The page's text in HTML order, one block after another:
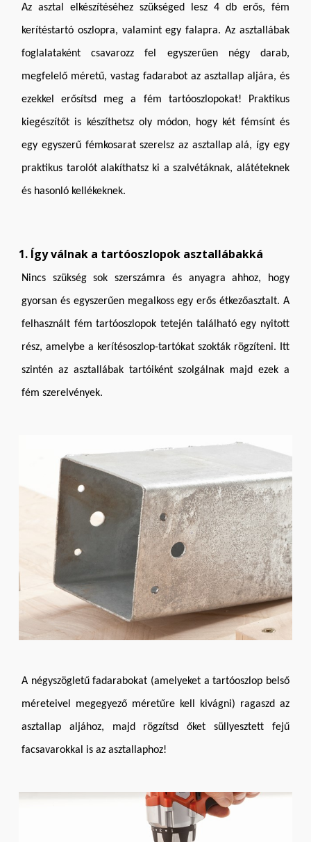
Az asztal elkészítéséhez szükséged lesz 4 db erős, fém
kerítéstartó oszlopra, valamint egy falapra. Az asztallábak
foglalataként csavarozz fel egyszerűen négy darab,
megfelelő méretű, vastag fadarabot az asztallap aljára, és
ezekkel erősítsd meg a fém tartóoszlopokat! Praktikus
kiegészítőt is készíthetsz oly módon, hogy két fémsínt és
egy egyszerű fémkosarat szerelsz az asztallap alá, így egy
praktikus tarolót alakíthatsz ki a szalvétáknak, alátéteknek
és hasonló kellékeknek.
1. Így válnak a tartóoszlopok asztallábakká
Nincs szükség sok szerszámra és anyagra ahhoz, hogy
gyorsan és egyszerűen megalkoss egy erős étkezőasztalt. A
felhasznált fém tartóoszlopok tetején található egy nyitott
rész, amelybe a kerítésoszlop-tartókat szokták rögzíteni. Itt
szintén az asztallábak tartóiként szolgálnak majd ezek a
fém szerelvények.
A négyszögletű fadarabokat (amelyeket a tartóoszlop belső
méreteivel megegyező méretűre kell kivágni) ragaszd az
asztallap aljához, majd rögzítsd őket süllyesztett fejű
facsavarokkal is az asztallaphoz!